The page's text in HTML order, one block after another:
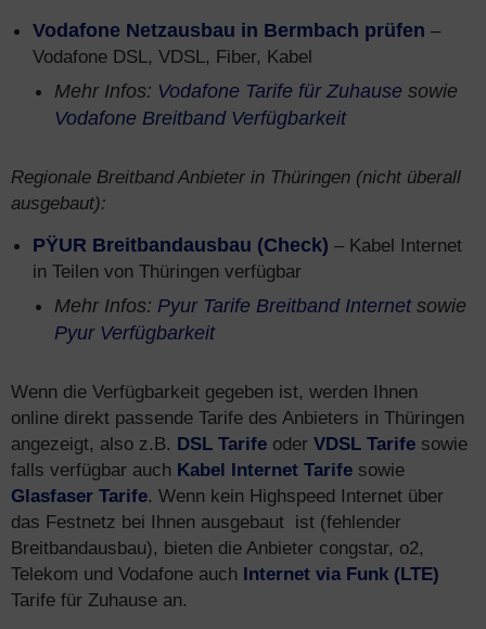
Vodafone Netzausbau in Bermbach prüfen –
Vodafone DSL, VDSL, Fiber, Kabel
Mehr Infos: Vodafone Tarife für Zuhause sowie
Vodafone Breitband Verfügbarkeit
Regionale Breitband Anbieter in Thüringen (nicht überall
ausgebaut):
PŸUR Breitbandausbau (Check) – Kabel Internet
in Teilen von Thüringen verfügbar
Mehr Infos: Pyur Tarife Breitband Internetsowie
Pyur Verfügbarkeit
Wenn die Verfügbarkeit gegeben ist, werden Ihnen
online direkt passende Tarife des Anbieters in Thüringen
angezeigt, also z.B. DSL Tarife oder VDSL Tarife sowie
falls verfügbar auch Kabel Internet Tarife sowie
Glasfaser Tarife. Wenn kein Highspeed Internet über
das Festnetz bei Ihnen ausgebaut ist (fehlender
Breitbandausbau), bieten die Anbieter congstar, o2,
Telekom und Vodafone auch Internet via Funk (LTE)
Tarife für Zuhause an.